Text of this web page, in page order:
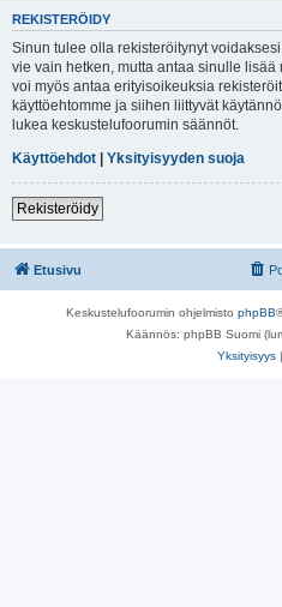
REKISTERÖIDY
Sinun tulee olla rekisteröitynyt
vie vain hetken, mutta antaa sinulle
voi myös antaa erityisoikeuksia
käyttöehtomme ja siihen liittyvät
lukea keskustelufoorumin säännöt.
Käyttöehdot | Yksityisyyden suoja
Rekisteröidy
Etusivu
Keskustelufoorumin ohjelmisto phpBB
Käännös: phpBB Suomi
Yksityisyys |